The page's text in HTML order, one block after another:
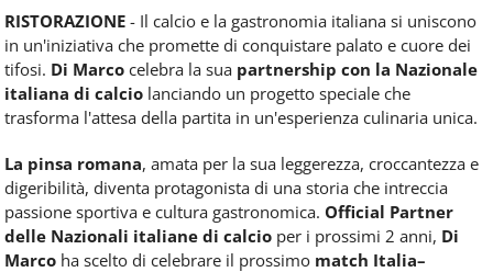
RISTORAZIONE - Il calcio e la gastronomia italiana si uniscono
in un'iniziativa che promette di conquistare palato e cuore dei
tifosi. Di Marco celebra la sua partnership con la Nazionale
italiana di calcio lanciando un progetto speciale che
trasforma l'attesa della partita in un'esperienza culinaria unica.
La pinsa romana, amata per la sua leggerezza, croccantezza e
digeribilità, diventa protagonista di una storia che intreccia
passione sportiva e cultura gastronomica. Official Partner
delle Nazionali italiane di calcio per i prossimi 2 anni, Di
Marco ha scelto di celebrare il prossimo match Italia–